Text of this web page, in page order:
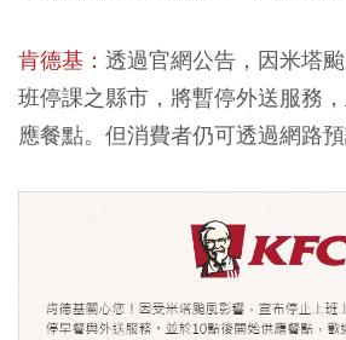
肯德基： 透過官網公告，因米塔
班停課之縣市，將暫停外送服務
應餐點。但消費者仍可透過網路預